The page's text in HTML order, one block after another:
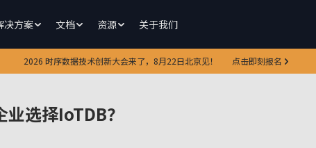
决方案 文档 资源 关于我们
2026 时序数据技术创新大会来了，8月22日北京见！ 点击即刻报名
选择IoTDB？